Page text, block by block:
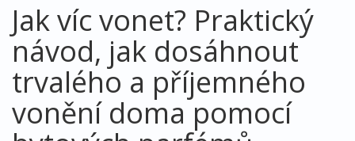
Jak víc vonet? Praktický
návod, jak dosáhnout
trvalého a příjemného
vonění doma pomocí